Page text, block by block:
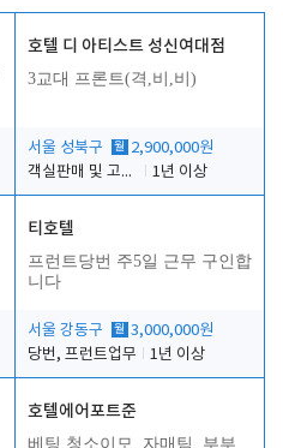
호텔 디 아티스트 성신여대점
3교대 프론트(격,비,비)
서울 성북구 월 2,900,000원
객실판매 및 고객응대
1년 이상
티호텔
프런트당번 주5일 근무 구인합
니다
서울 강동구 월 3,000,000원
당번, 프런트업무
1년 이상
호텔에어포트준
베팅,청소이모, 자매팀, 부부